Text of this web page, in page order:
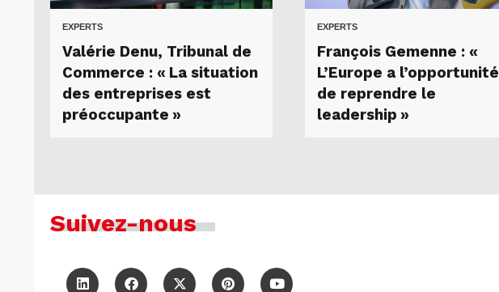
EXPERTS
Valérie Denu, Tribunal de
Commerce : « La situation
des entreprises est
préoccupante »
EXPERTS
François Gemenne : «
L’Europe a l’opportunité
de reprendre le
leadership »
Suivez-nous